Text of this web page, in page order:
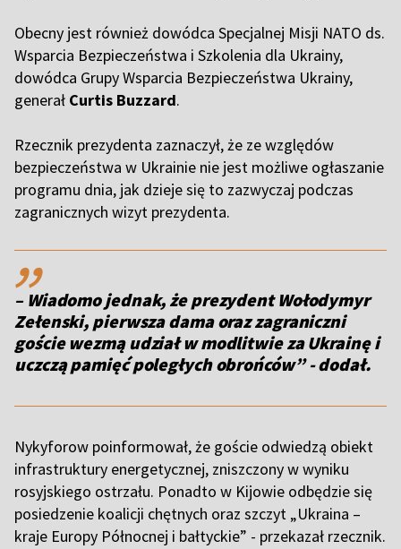
Obecny jest również dowódca Specjalnej Misji NATO ds.
Wsparcia Bezpieczeństwa i Szkolenia dla Ukrainy,
dowódca Grupy Wsparcia Bezpieczeństwa Ukrainy,
generał Curtis Buzzard.
Rzecznik prezydenta zaznaczył, że ze względów
bezpieczeństwa w Ukrainie nie jest możliwe ogłaszanie
programu dnia, jak dzieje się to zazwyczaj podczas
zagranicznych wizyt prezydenta.
,,
– Wiadomo jednak, że prezydent Wołodymyr
Zełenski, pierwsza dama oraz zagraniczni
goście wezmą udział w modlitwie za Ukrainę i
uczczą pamięć poległych obrońców” - dodał.
Nykyforow poinformował, że goście odwiedzą obiekt
infrastruktury energetycznej, zniszczony w wyniku
rosyjskiego ostrzału. Ponadto w Kijowie odbędzie się
posiedzenie koalicji chętnych oraz szczyt „Ukraina –
kraje Europy Północnej i bałtyckie” - przekazał rzecznik.